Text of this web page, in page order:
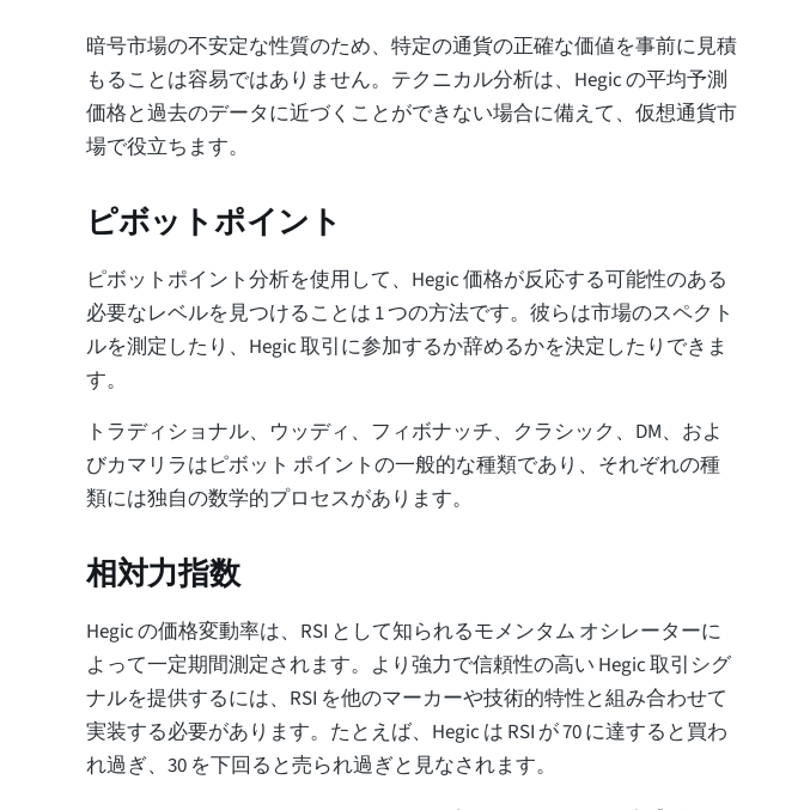
暗号市場の不安定な性質のため、特定の通貨の正確な価値を事前に見積
もることは容易ではありません。テクニカル分析は、Hegic の平均予測
価格と過去のデータに近づくことができない場合に備えて、仮想通貨市
場で役立ちます。
ピボットポイント
ピボットポイント分析を使用して、Hegic 価格が反応する可能性のある
必要なレベルを見つけることは 1 つの方法です。彼らは市場のスペクト
ルを測定したり、Hegic 取引に参加するか辞めるかを決定したりできま
す。
トラディショナル、ウッディ、フィボナッチ、クラシック、DM、およ
びカマリラはピボット ポイントの一般的な種類であり、それぞれの種
類には独自の数学的プロセスがあります。
相対力指数
Hegic の価格変動率は、RSI として知られるモメンタム オシレーターに
よって一定期間測定されます。より強力で信頼性の高い Hegic 取引シグ
ナルを提供するには、RSI を他のマーカーや技術的特性と組み合わせて
実装する必要があります。たとえば、Hegic は RSI が 70 に達すると買わ
れ過ぎ、30 を下回ると売られ過ぎと見なされます。